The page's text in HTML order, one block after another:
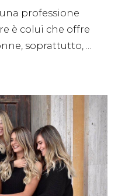
professione
è colui che offre
soprattutto,